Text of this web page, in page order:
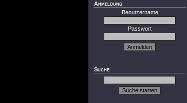
Anmeldung
Benutzername
Passwort
Suche